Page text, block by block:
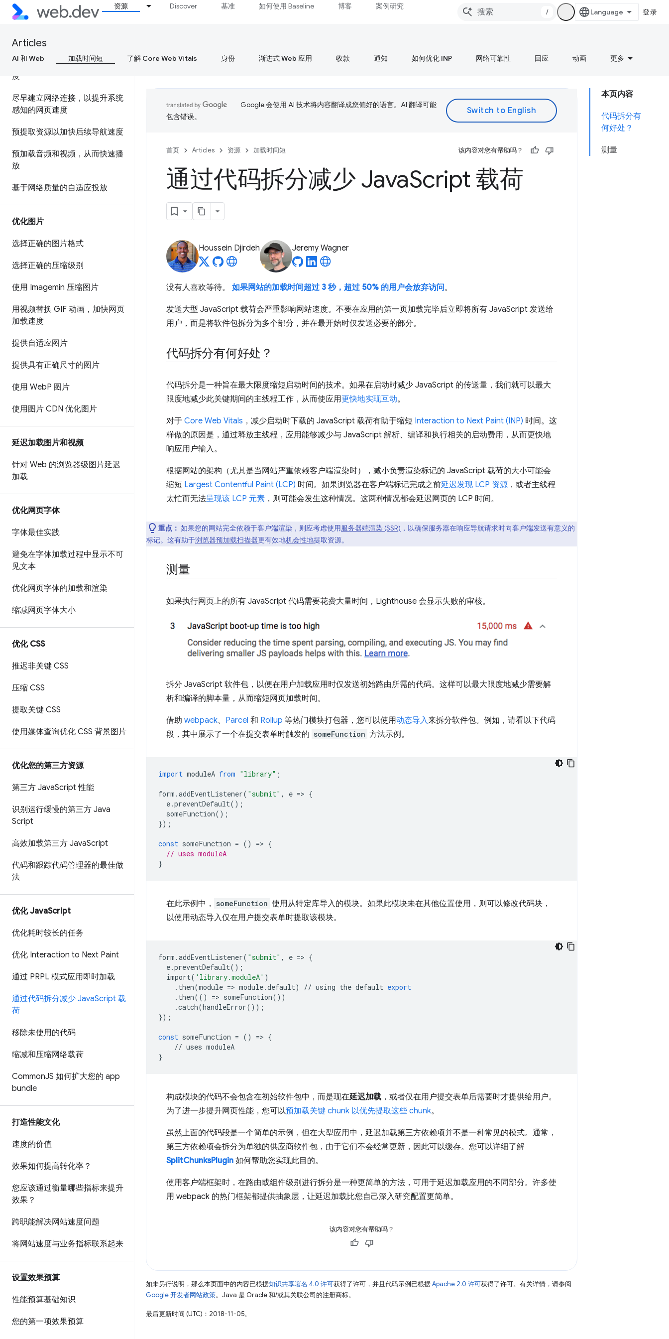
资源 Discover 基准 如何使用 Baseline 博客 案例研究
/ 登录
Articles
AI 和 Web 加载时间短 了解 Core Web Vitals 身份 渐进式 Web 应用 收款 通知 如何优化 INP 网络可靠性 回应 动画 更多
内容分发网络 (CDN)
划分资源优先级
预加载关键资源，以提高加载速
度
尽早建立网络连接，以提升系统
感知的网页速度
预提取资源以加快后续导航速度
预加载音频和视频，从而快速播
放
基于网络质量的自适应投放
优化图片
选择正确的图片格式
选择正确的压缩级别
使用 Imagemin 压缩图片
用视频替换 GIF 动画，加快网页
加载速度
提供自适应图片
提供具有正确尺寸的图片
使用 WebP 图片
使用图片 CDN 优化图片
延迟加载图片和视频
针对 Web 的浏览器级图片延迟
加载
优化网页字体
字体最佳实践
避免在字体加载过程中显示不可
见文本
优化网页字体的加载和渲染
缩减网页字体大小
优化 CSS
推迟非关键 CSS
压缩 CSS
提取关键 CSS
使用媒体查询优化 CSS 背景图片
优化您的第三方资源
第三方 JavaScript 性能
识别运行缓慢的第三方 Java
Script
高效加载第三方 JavaScript
代码和跟踪代码管理器的最佳做
法
优化 JavaScript
优化耗时较长的任务
优化 Interaction to Next Paint
通过 PRPL 模式应用即时加载
通过代码拆分减少 JavaScript 载
荷
移除未使用的代码
缩减和压缩网络载荷
CommonJS 如何扩大您的 app
bundle
打造性能文化
速度的价值
效果如何提高转化率？
您应该通过衡量哪些指标来提升
效果？
跨职能解决网站速度问题
将网站速度与业务指标联系起来
设置效果预算
性能预算基础知识
您的第一项效果预算
本页内容
代码拆分有
何好处？
测量
Google 会使用 AI 技术将内容翻译成您偏好的语言。AI 翻译可能
包含错误。
首页 Articles 资源 加载时间短 该内容对您有帮助吗？
通过代码拆分减少 JavaScript 载荷
Houssein Djirdeh Jeremy Wagner
没有人喜欢等待。 如果网站的加载时间超过 3 秒，超过 50% 的用户会放弃访问。
发送大型 JavaScript 载荷会严重影响网站速度。不要在应用的第一页加载完毕后立即将所有 JavaScript 发送给
用户，而是将软件包拆分为多个部分，并在最开始时仅发送必要的部分。
代码拆分有何好处？
代码拆分是一种旨在最大限度缩短启动时间的技术。如果在启动时减少 JavaScript 的传送量，我们就可以最大
限度地减少此关键期间的主线程工作，从而使应用更快地实现互动。
对于 Core Web Vitals ，减少启动时下载的 JavaScript 载荷有助于缩短 Interaction to Next Paint (INP) 时间。这
样做的原因是，通过释放主线程，应用能够减少与 JavaScript 解析、编译和执行相关的启动费用，从而更快地
响应用户输入。
根据网站的架构（尤其是当网站严重依赖客户端渲染时），减小负责渲染标记的 JavaScript 载荷的大小可能会
缩短 Largest Contentful Paint (LCP) 时间。如果浏览器在客户端标记完成之前延迟发现 LCP 资源 ，或者主线程
太忙而无法呈现该 LCP 元素 ，则可能会发生这种情况。这两种情况都会延迟网页的 LCP 时间。
重点： 如果您的网站完全依赖于客户端渲染，则应考虑使用服务器端渲染 (SSR) ，以确保服务器在响应导航请求时向客户端发送有意义的
标记。这有助于浏览器预加载扫描器更有效地机会性地提取资源。
测量
如果执行网页上的所有 JavaScript 代码需要花费大量时间，Lighthouse 会显示失败的审核。
拆分 JavaScript 软件包，以便在用户加载应用时仅发送初始路由所需的代码。这样可以最大限度地减少需要解
析和编译的脚本量，从而缩短网页加载时间。
借助 webpack、 Parcel 和 Rollup 等热门模块打包器，您可以使用动态导入来拆分软件包。例如，请看以下代码
段，其中展示了一个在提交表单时触发的 someFunction 方法示例。
import moduleA from "library" ;
form .addEventListener( "submit" , e => {
e.preventDefault();
someFunction();
});
const someFunction = () => {
// uses moduleA
}
在此示例中， someFunction 使用从特定库导入的模块。如果此模块未在其他位置使用，则可以修改代码块，
以使用动态导入仅在用户提交表单时提取该模块。
form .addEventListener( "submit" , e => {
e.preventDefault();
import( 'library.moduleA' )
. then(module => module.default) // using the default export
. then(() => someFunction())
.catch(handleError());
});
const someFunction = () => {
// uses moduleA
}
构成模块的代码不会包含在初始软件包中，而是现在延迟加载 ，或者仅在用户提交表单后需要时才提供给用户。
为了进一步提升网页性能，您可以预加载关键 chunk 以优先提取这些 chunk。
虽然上面的代码段是一个简单的示例，但在大型应用中，延迟加载第三方依赖项并不是一种常见的模式。通常，
第三方依赖项会拆分为单独的供应商软件包，由于它们不会经常更新，因此可以缓存。您可以详细了解
SplitChunksPlugin 如何帮助您实现此目的。
使用客户端框架时，在路由或组件级别进行拆分是一种更简单的方法，可用于延迟加载应用的不同部分。许多使
用 webpack 的热门框架都提供抽象层，让延迟加载比您自己深入研究配置更简单。
该内容对您有帮助吗？
如未另行说明，那么本页面中的内容已根据知识共享署名 4.0 许可获得了许可，并且代码示例已根据Apache 2.0 许可获得了许可。有关详情，请参阅
Google 开发者网站政策。Java 是 Oracle 和/或其关联公司的注册商标。
最后更新时间 (UTC)：2018-11-05。